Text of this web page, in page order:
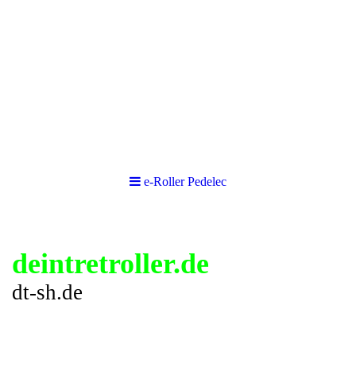
e-Roller Pedelec
deintretroller.de
dt-sh.de